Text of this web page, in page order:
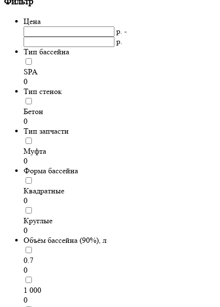
Цена
р. -
р.
Тип бассейна
SPA
0
Тип стенок
Бетон
0
Тип запчасти
Муфта
0
Форма басcейна
Квадратные
0
Круглые
0
Объём бассейна (90%), л
0.7
0
1 000
0